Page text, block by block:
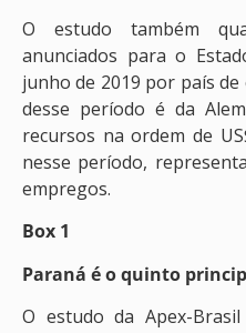
O estudo também
anunciados para o
junho de 2019 por país
desse período é da
recursos na ordem de
nesse período,
empregos.
Box 1
Paraná é o quinto
O estudo da Apex-